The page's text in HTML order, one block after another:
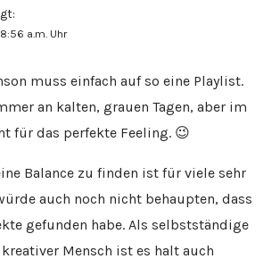
a.m. Uhr
muss einfach auf so eine Playlist.
an kalten, grauen Tagen, aber im
für das perfekte Feeling. 😉
Balance zu finden ist für viele sehr
auch noch nicht behaupten, dass
gefunden habe. Als selbstständige
Mensch ist es halt auch